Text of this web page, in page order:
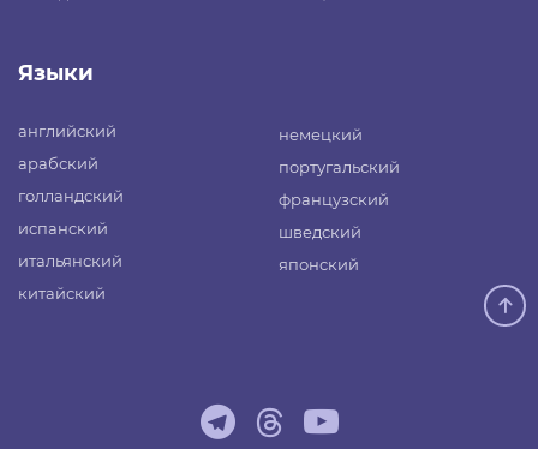
Языки
английский
арабский
голландский
испанский
итальянский
китайский
немецкий
португальский
французский
шведский
японский